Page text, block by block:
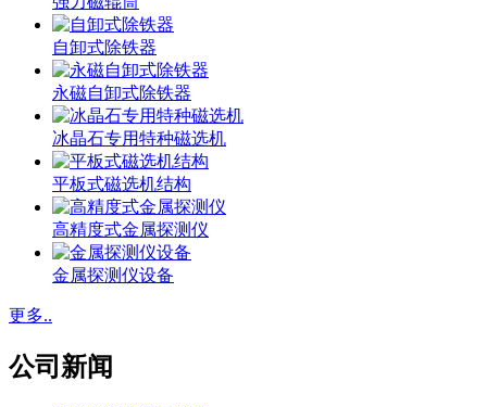
自卸式除铁器
永磁自卸式除铁器
冰晶石专用特种磁选机
平板式磁选机结构
高精度式金属探测仪
金属探测仪设备
更多..
公司新闻